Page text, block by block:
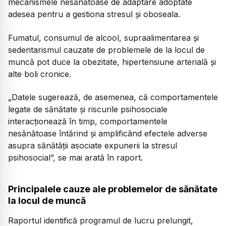
mecanismele nesănătoase de adaptare adoptate
adesea pentru a gestiona stresul și oboseala.
Fumatul, consumul de alcool, supraalimentarea și
sedentarismul cauzate de problemele de la locul de
muncă pot duce la obezitate, hipertensiune arterială și
alte boli cronice.
„Datele sugerează, de asemenea, că comportamentele
legate de sănătate și riscurile psihosociale
interacționează în timp, comportamentele
nesănătoase întărind și amplificând efectele adverse
asupra sănătății asociate expunerii la stresul
psihosocial”, se mai arată în raport.
Principalele cauze ale problemelor de sănătate
la locul de muncă
Raportul identifică programul de lucru prelungit,